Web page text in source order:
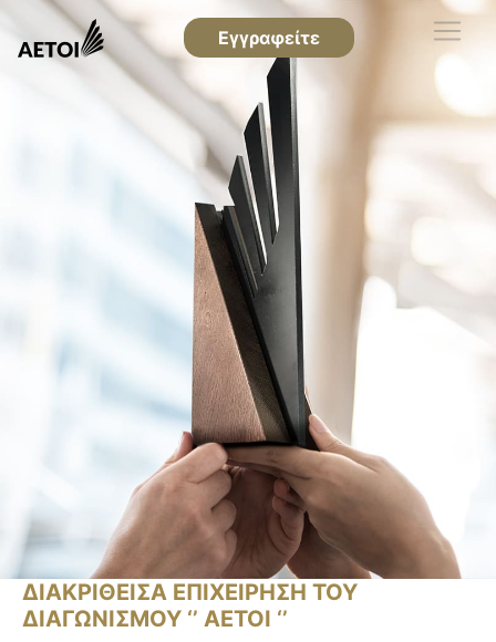
Εγγραφείτε
ΔΙΑΚΡΙΘΕΙΣΑ ΕΠΙΧΕΙΡΗΣΗ ΤΟΥ
ΔΙΑΓΩΝΙΣΜΟΥ ‘’ ΑΕΤΟΙ ‘’